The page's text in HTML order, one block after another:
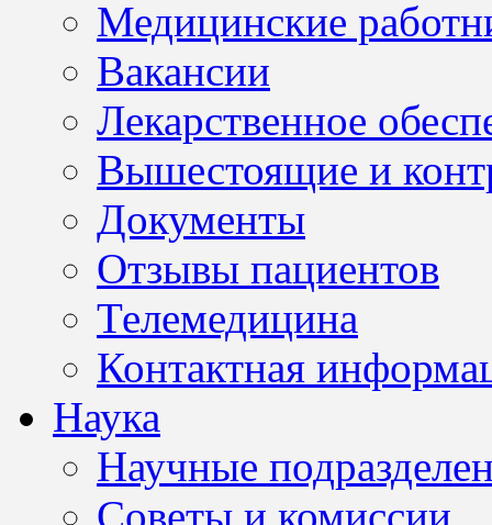
Медицинские
Вакансии
Лекарственное
Вышестоящие и
Документы
Отзывы пациентов
Телемедицина
Контактная
Наука
Научные